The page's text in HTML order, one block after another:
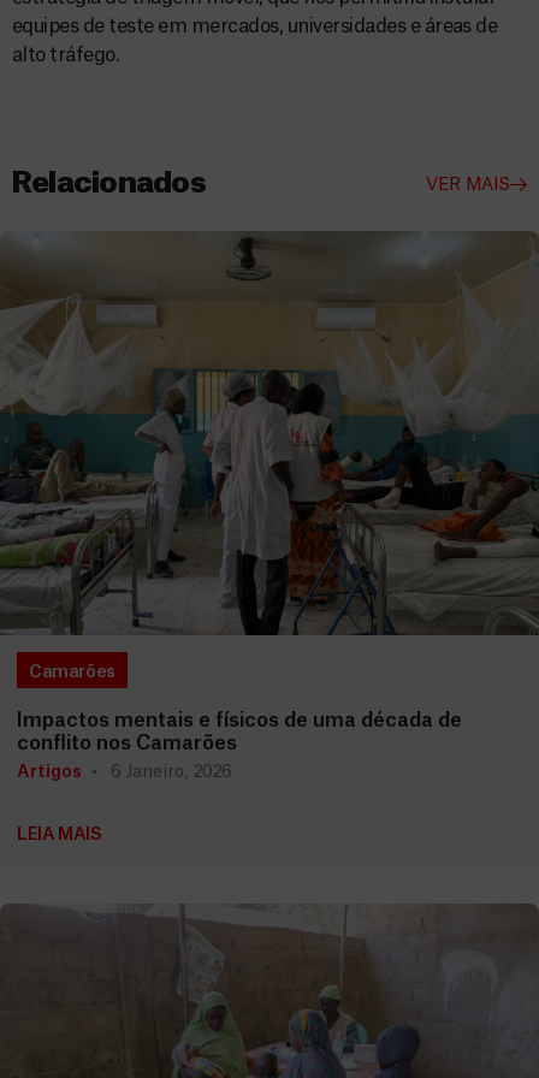
equipes de teste em mercados, universidades e áreas de
alto tráfego.
Relacionados VER MAIS
Camarões
Impactos mentais e físicos de uma década de
conflito nos Camarões
Artigos 6 Janeiro, 2026
LEIA MAIS